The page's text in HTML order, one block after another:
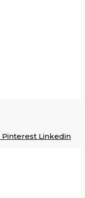
Pinterest Linkedin